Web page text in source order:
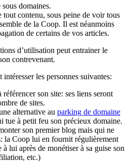
domaines.
contenu, sous peine de voir tous
de la Coop. Il est néanmoins
de certains de vos articles.
d’utilisation peut entrainer le
contrevenant.
les personnes suivantes:
son site: ses liens seront
de sites.
alternative au parking de domaine
tue à petit feu son précieux domaine.
son premier blog mais qui ne
la Coop lui en fournit régulièrement
lui après de monétiser à sa guise son
etc.)